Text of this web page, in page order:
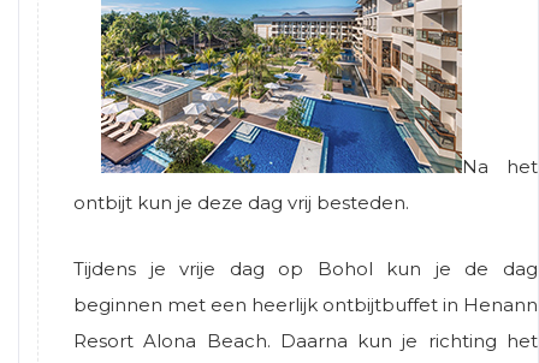
Na het
ontbijt kun je deze dag vrij besteden.
Tijdens je vrije dag op Bohol kun je de dag
beginnen met een heerlijk ontbijtbuffet in Henann
Resort Alona Beach. Daarna kun je richting het